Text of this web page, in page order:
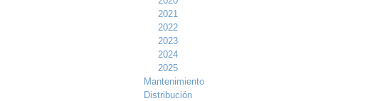
2021
2022
2023
2024
2025
Mantenimiento
Distribución